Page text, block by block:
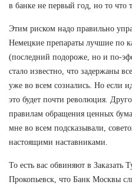
в банке не первый год, но то что
Этим риском надо правильно
Немецкие препараты лучшие по
(последний подороже, но и по-
стало известно, что задержаны
уже во всем сознались. Но если
это будет почти революция.
правилам обращения ценных
мне во всем подсказывали,
настоящими наставниками.
То есть вас обвиняют в Заказать
Прокопьевск, что Банк Москвы